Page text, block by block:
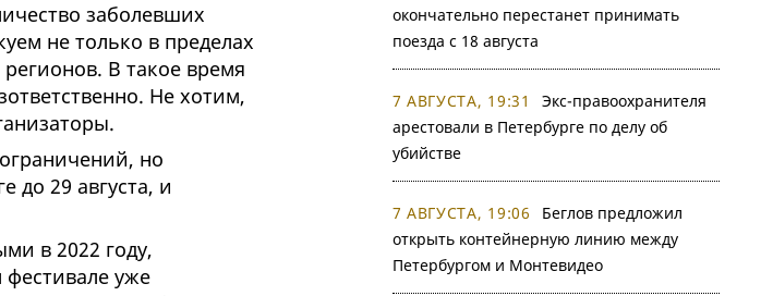
заболевших
не только в пределах
В такое время
Не хотим,
но
до 29 августа, и
в 2022 году,
уже
окончательно перестанет принимать
поезда с 18 августа
7 АВГУСТА, 19:31
Экс-правоохранителя
арестовали в Петербурге по делу об
убийстве
7 АВГУСТА, 19:06
Беглов предложил
открыть контейнерную линию между
Петербургом и Монтевидео